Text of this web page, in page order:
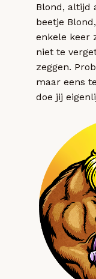
Blond, altijd
beetje
enkele keer
niet te
zeggen.
maar eens
doe jij